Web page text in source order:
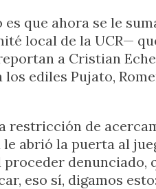
que ahora se le
local de la UCR—
a Cristian
ediles Pujato,
de
abrió la puerta al
denunciado,
eso sí, digamos